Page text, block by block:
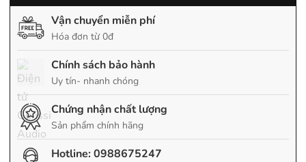
Vận chuyển miễn phí
Hóa đơn từ 0đ
Chính sách bảo hành
Uy tín- nhanh chóng
Chứng nhận chất lượng
Sản phẩm chính hãng
Hotline:0988675247